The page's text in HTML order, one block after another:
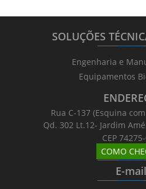
SOLUÇÕES________________
Engenharia e
Equipamentos
Rua C-137 (Esquina
Qd. 302 Lt.12- Jardim
CEP
COMO
________________
E-mail
________________